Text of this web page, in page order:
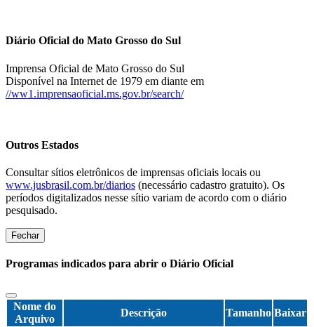
Diário Oficial do Mato Grosso do Sul
Imprensa Oficial de Mato Grosso do Sul
Disponível na Internet de 1979 em diante em
//ww1.imprensaoficial.ms.gov.br/search/
Outros Estados
Consultar sítios eletrônicos de imprensas oficiais locais ou
www.jusbrasil.com.br/diarios (necessário cadastro gratuito). Os
períodos digitalizados nesse sítio variam de acordo com o diário
pesquisado.
Fechar
Programas indicados para abrir o Diário Oficial
Nome do
Arquivo
Descrição Tamanho Baixar